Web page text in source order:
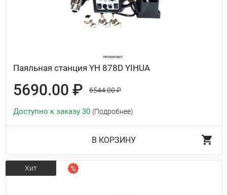
Паяльная станция YH 878D YIHUA
5690.00 ₽ 6544.00 ₽
Доступно к заказу 30 (Подробнее)
В КОРЗИНУ
Хит